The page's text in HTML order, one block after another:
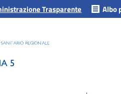
Trasparente Albo